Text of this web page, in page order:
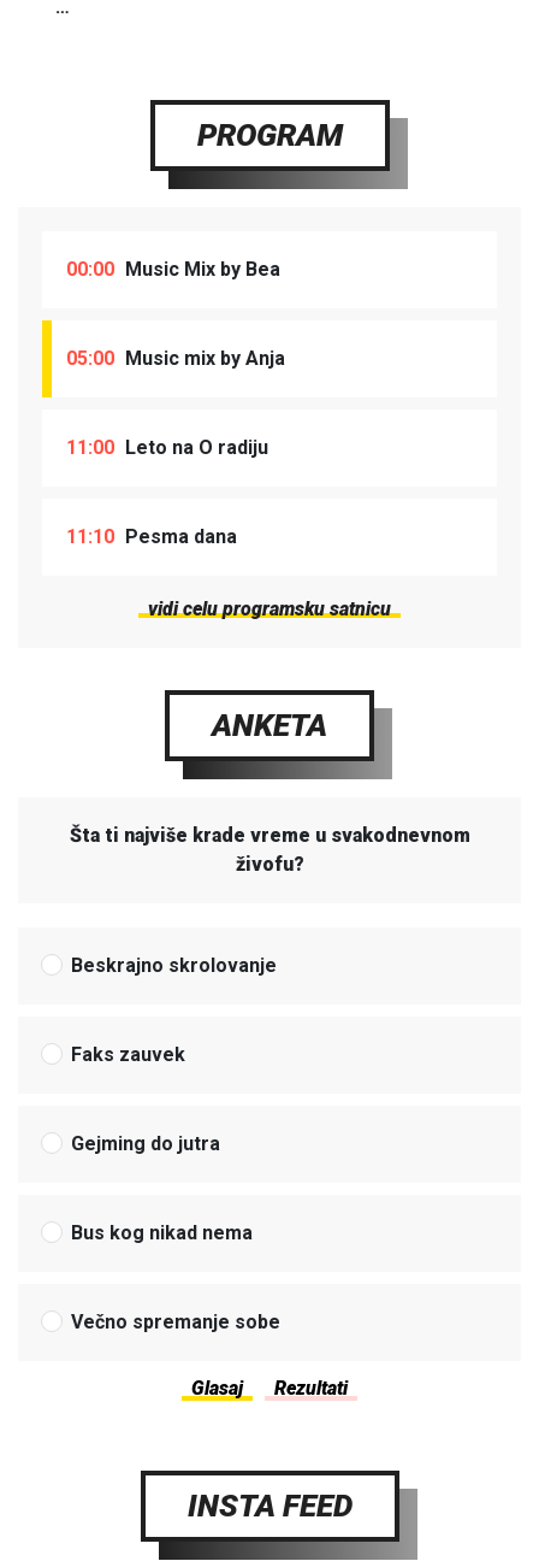
…
PROGRAM
00:00 Music Mix by Bea
05:00 Music mix by Anja
11:00 Leto na O radiju
11:10 Pesma dana
vidi celu programsku satnicu
ANKETA
Šta ti najviše krade vreme u svakodnevnom
živofu?
Beskrajno skrolovanje
Faks zauvek
Gejming do jutra
Bus kog nikad nema
Večno spremanje sobe
INSTA FEED